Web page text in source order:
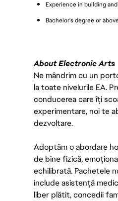
Experience in building
Bachelor's degree or
About Electronic Arts
Ne mândrim cu un
la toate nivelurile EA.
conducerea care îți
experimentare, noi te
dezvoltare.
Adoptăm o abordare
de bine fizică,
echilibrată. Pachetele
include asistență
liber plătit, concedii